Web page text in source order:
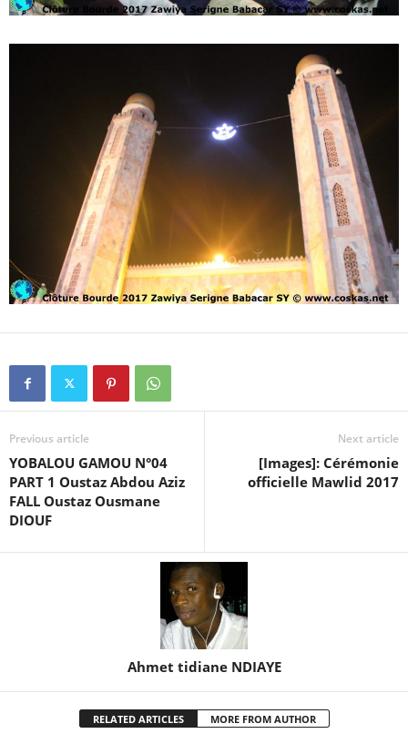
Previous article
YOBALOU GAMOU N°04
PART 1 Oustaz Abdou Aziz
FALL Oustaz Ousmane
DIOUF
Next article
[Images]: Cérémonie
officielle Mawlid 2017
Ahmet tidiane NDIAYE
RELATED ARTICLES MORE FROM AUTHOR